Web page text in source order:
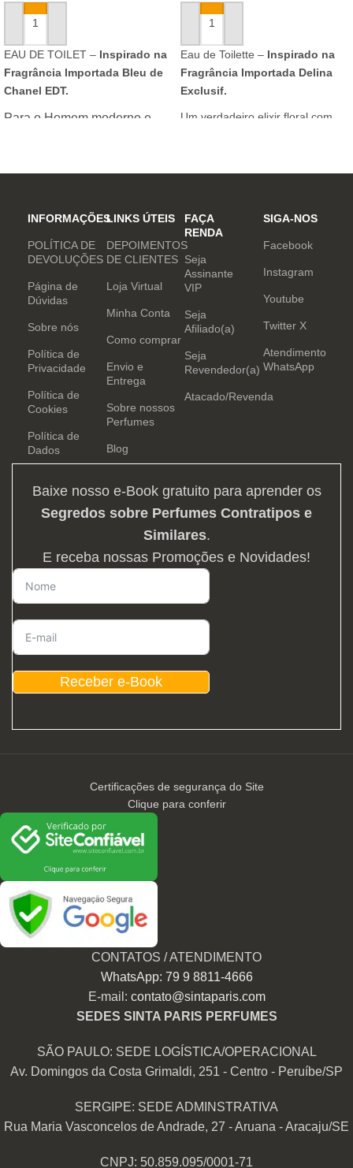
ADICIONAR AO CARRINHO
EAU DE TOILET – Inspirado na
Fragrância Importada Bleu de
Chanel EDT.
Para o Homem moderno e
inovar sempre, provocando
e determinação.
ADICIONAR AO CARRINHO
Eau de Toilette – Inspirado na
Fragrância Importada Delina
Exclusif.
Um verdadeiro elixir floral com
INFORMAÇÕES
POLÍTICA DE
DEVOLUÇÕES
Página de
Dúvidas
Sobre nós
Política de
Privacidade
Política de
Cookies
Política de
Dados
LINKS ÚTEIS
DEPOIMENTOS
DE CLIENTES
Loja Virtual
Minha Conta
Como comprar
Envio e
Entrega
Sobre nossos
Perfumes
Blog
FAÇA
RENDA
Seja
Assinante
VIP
Seja
Afiliado(a)
Seja
Revendedor(a)
Atacado/Revenda
SIGA-NOS
Facebook
Instagram
Youtube
Twitter X
Atendimento
WhatsApp
Baixe nosso e-Book gratuito para aprender os
Segredos sobre Perfumes Contratipos e
Similares.
E receba nossas Promoções e Novidades!
Receber e-Book
Certificações de segurança do Site
Clique para conferir
CONTATOS / ATENDIMENTO
WhatsApp: 79 9 8811-4666
E-mail: contato@sintaparis.com
SEDES SINTA PARIS PERFUMES
SÃO PAULO: SEDE LOGÍSTICA/OPERACIONAL
Av. Domingos da Costa Grimaldi, 251 - Centro - Peruíbe/SP
SERGIPE: SEDE ADMINSTRATIVA
Rua Maria Vasconcelos de Andrade, 27 - Aruana - Aracaju/SE
CNPJ: 50.859.095/0001-71